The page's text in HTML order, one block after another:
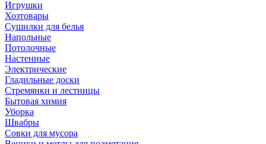
Игрушки
Хозтовары
Сушилки для белья
Напольные
Потолочные
Настенные
Электрические
Гладильные доски
Стремянки и лестницы
Бытовая химия
Уборка
Швабры
Совки для мусора